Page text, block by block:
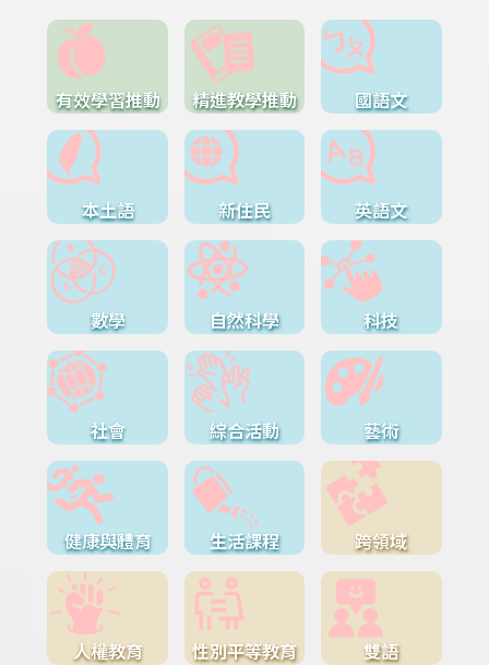
有效學習推動 精進教學推動 國語文
本土語 新住民 英語文
數學 自然科學 科技
社會 綜合活動 藝術
健康與體育 生活課程 跨領域
人權教育 性別平等教育 雙語